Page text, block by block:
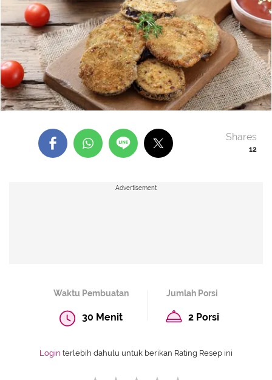
12
Shares
Advertisement
Waktu Pembuatan
30 Menit
Jumlah Porsi
2 Porsi
Login terlebih dahulu untuk berikan Rating Resep ini